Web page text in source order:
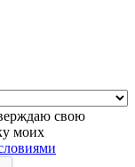
свою
моих